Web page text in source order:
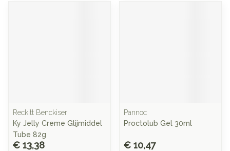
Reckitt Benckiser
Ky Jelly Creme Glijmiddel
Tube 82g
€ 13,38
Pannoc
Proctolub Gel 30ml
€ 10,47